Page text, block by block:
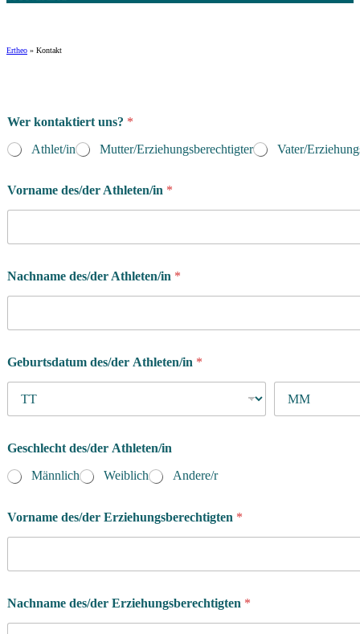
Ertheo » Kontakt
Wer kontaktiert uns? *
Athlet/in
Mutter/Erziehungsberechtigter Vater/
Vorname des/der Athleten/in *
a
c
r
c
t
d
r
d
Nachname des/der Athleten/in *
Geburtsdatum des/der Athleten/in *
Geschlecht des/der Athleten/in
Männlich
Weiblich Andere/r
Vorname des/der Erziehungsberechtigten *
Nachname des/der Erziehungsberechtigten *